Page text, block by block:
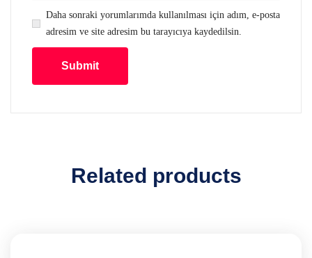
Daha sonraki yorumlarımda kullanılması için adım, e-posta
adresim ve site adresim bu tarayıcıya kaydedilsin.
Related products